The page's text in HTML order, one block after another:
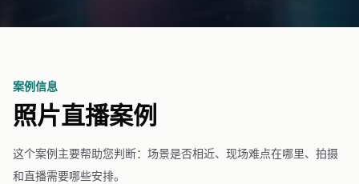
案例信息
照片直播案例
这个案例主要帮助您判断：场景是否相近、现场难点在哪里、拍摄
和直播需要哪些安排。